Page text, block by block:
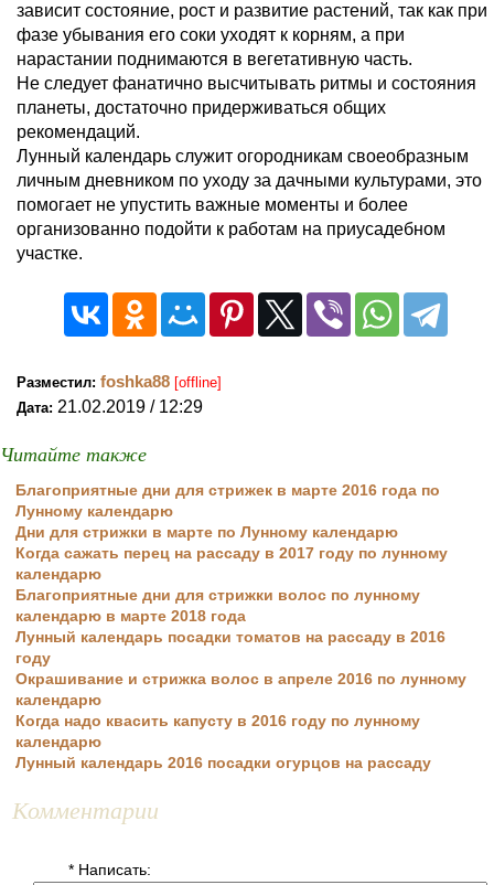
зависит состояние, рост и развитие растений, так как при
фазе убывания его соки уходят к корням, а при
нарастании поднимаются в вегетативную часть.
Не следует фанатично высчитывать ритмы и состояния
планеты, достаточно придерживаться общих
рекомендаций.
Лунный календарь служит огородникам своеобразным
личным дневником по уходу за дачными культурами, это
помогает не упустить важные моменты и более
организованно подойти к работам на приусадебном
участке.
Разместил: foshka88 [offline]
Дата: 21.02.2019 / 12:29
Читайте также
Благоприятные дни для стрижек в марте 2016 года по
Лунному календарю
Дни для стрижки в марте по Лунному календарю
Когда сажать перец на рассаду в 2017 году по лунному
календарю
Благоприятные дни для стрижки волос по лунному
календарю в марте 2018 года
Лунный календарь посадки томатов на рассаду в 2016
году
Окрашивание и стрижка волос в апреле 2016 по лунному
календарю
Когда надо квасить капусту в 2016 году по лунному
календарю
Лунный календарь 2016 посадки огурцов на рассаду
Комментарии
* Написать: